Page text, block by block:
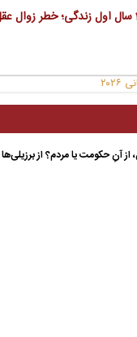
از آنِ حکومت یا مردم؟ از برزیلی‌ها